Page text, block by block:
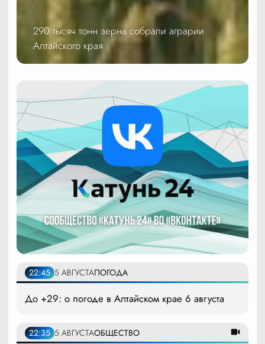
290 тысяч тонн зерна собрали аграрии
Алтайского края
22:45 5 АВГУСТАПОГОДА
До +29: о погоде в Алтайском крае 6 августа
22:35 5 АВГУСТАОБЩЕСТВО